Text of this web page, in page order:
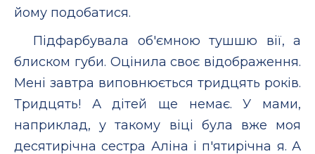
йому подобатися.
Підфарбувала об'ємною тушшю вії, а
блиском губи. Оцінила своє відображення.
Мені завтра виповнюється тридцять років.
Тридцять! А дітей ще немає. У мами,
наприклад, у такому віці була вже моя
десятирічна сестра Аліна і п'ятирічна я. А